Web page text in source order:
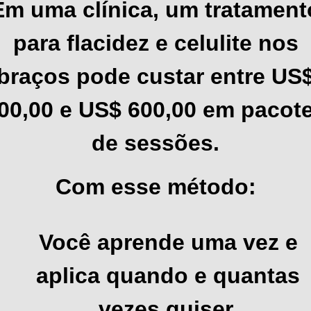
uma clínica, um
para flacidez e celulite nos
pode custar entre
e US$ 600,00 em
de sessões.
Com esse método:
Você aprende uma vez e
aplica quando e quantas